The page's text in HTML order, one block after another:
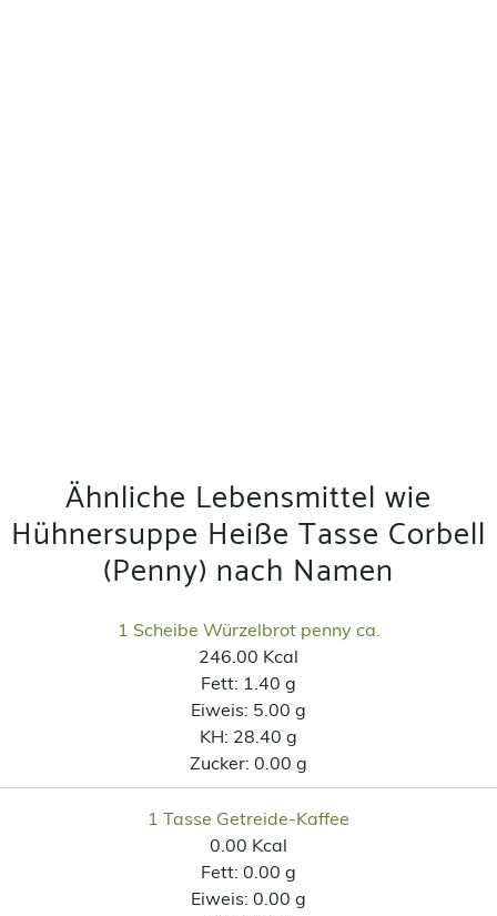
Ähnliche Lebensmittel wie
Hühnersuppe Heiße Tasse Corbell
(Penny) nach Namen
1 Scheibe Würzelbrot penny ca.
246.00 Kcal
Fett: 1.40 g
Eiweis: 5.00 g
KH: 28.40 g
Zucker: 0.00 g
1 Tasse Getreide-Kaffee
0.00 Kcal
Fett: 0.00 g
Eiweis: 0.00 g